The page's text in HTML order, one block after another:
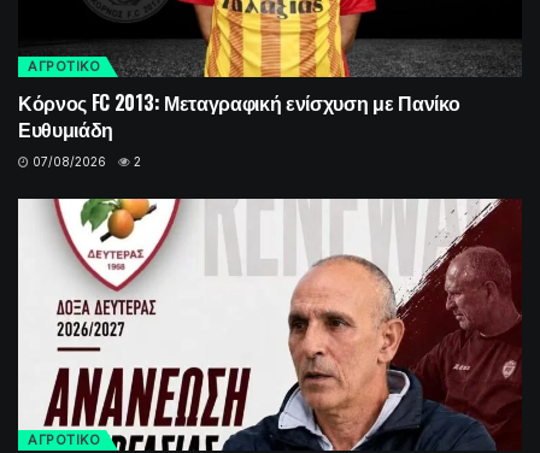
ΑΓΡΟΤΙΚΟ
Κόρνος FC 2013: Μεταγραφική ενίσχυση με Πανίκο
Ευθυμιάδη
07/08/2026 2
ΑΓΡΟΤΙΚΟ